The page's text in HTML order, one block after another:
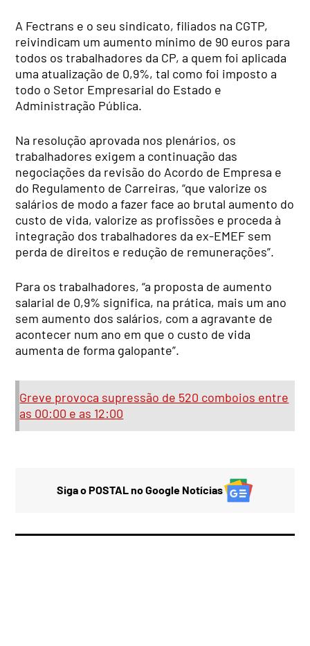
A Fectrans e o seu sindicato, filiados na CGTP,
reivindicam um aumento mínimo de 90 euros para
todos os trabalhadores da CP, a quem foi aplicada
uma atualização de 0,9%, tal como foi imposto a
todo o Setor Empresarial do Estado e
Administração Pública.
Na resolução aprovada nos plenários, os
trabalhadores exigem a continuação das
negociações da revisão do Acordo de Empresa e
do Regulamento de Carreiras, “que valorize os
salários de modo a fazer face ao brutal aumento do
custo de vida, valorize as profissões e proceda à
integração dos trabalhadores da ex-EMEF sem
perda de direitos e redução de remunerações”.
Para os trabalhadores, “a proposta de aumento
salarial de 0,9% significa, na prática, mais um ano
sem aumento dos salários, com a agravante de
acontecer num ano em que o custo de vida
aumenta de forma galopante”.
Greve provoca supressão de 520 comboios entre
as 00:00 e as 12:00
Siga o POSTAL no Google Notícias